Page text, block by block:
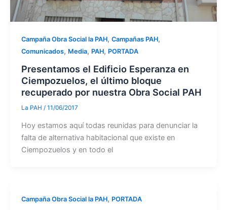
Campaña Obra Social la PAH, Campañas PAH,
Comunicados, Media, PAH, PORTADA
Presentamos el Edificio Esperanza en
Ciempozuelos, el último bloque
recuperado por nuestra Obra Social PAH
La PAH / 11/06/2017
Hoy estamos aquí todas reunidas para denunciar la
falta de alternativa habitacional que existe en
Ciempozuelos y en todo el
Campaña Obra Social la PAH, PORTADA